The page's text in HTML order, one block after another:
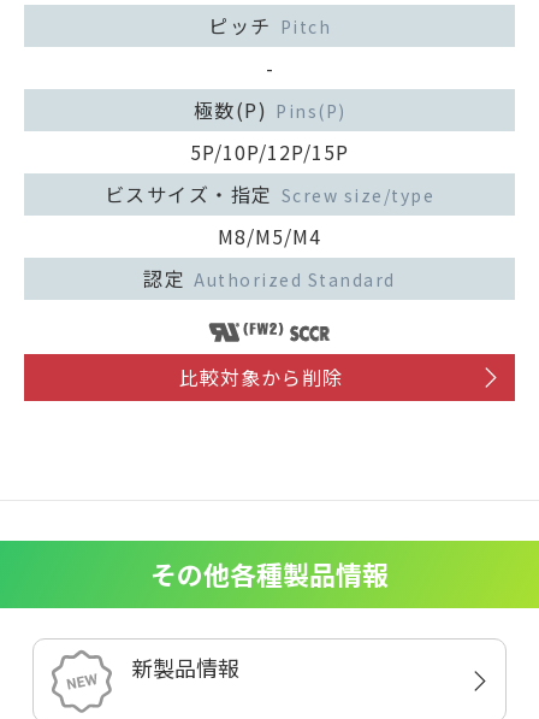
ピッチ Pitch
-
極数(P) Pins(P)
5P/10P/12P/15P
ビスサイズ・指定 Screw size/type
M8/M5/M4
認定 Authorized Standard
比較対象から削除
その他各種製品情報
新製品情報